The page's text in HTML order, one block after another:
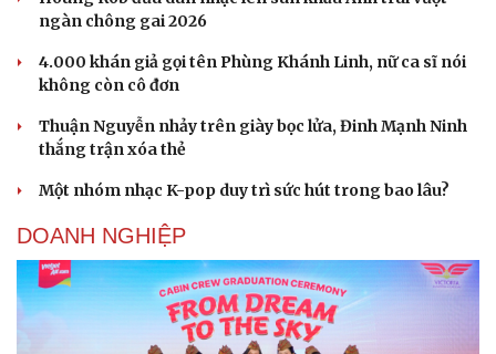
ngàn chông gai 2026
4.000 khán giả gọi tên Phùng Khánh Linh, nữ ca sĩ nói
không còn cô đơn
Thuận Nguyễn nhảy trên giày bọc lửa, Đinh Mạnh Ninh
thắng trận xóa thẻ
Một nhóm nhạc K-pop duy trì sức hút trong bao lâu?
DOANH NGHIỆP